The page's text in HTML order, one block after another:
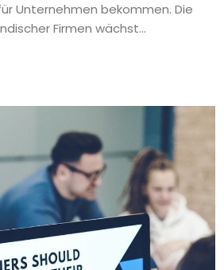
Unternehmen bekommen. Die
Firmen wächst...